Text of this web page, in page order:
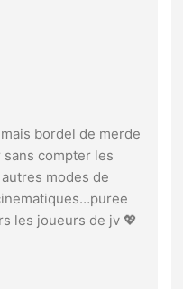
bordel de merde
compter les
modes de
les joueurs de jv 💖